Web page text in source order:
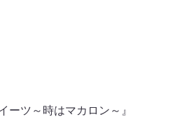
ーツ～時はマカロン～』